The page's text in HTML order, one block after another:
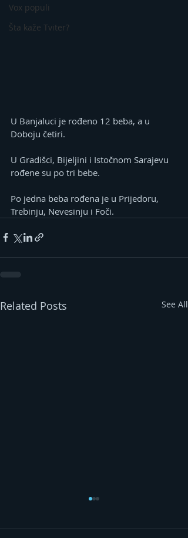
Vox populi
Šta kaže Tviter?
U Banjaluci je rođeno 12 beba, a u
Doboju četiri.
U Gradišci, Bijeljini i Istočnom Sarajevu
rođene su po tri bebe.
Po jedna beba rođena je u Prijedoru,
Trebinju, Nevesinju i Foči.
Related Posts See All